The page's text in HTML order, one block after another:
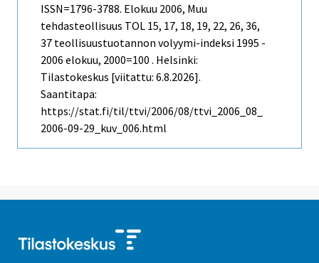
ISSN=1796-3788. Elokuu 2006, Muu
tehdasteollisuus TOL 15, 17, 18, 19, 22, 26, 36,
37 teollisuustuotannon volyymi-indeksi 1995 -
2006 elokuu, 2000=100 . Helsinki:
Tilastokeskus [viitattu: 6.8.2026].
Saantitapa:
https://stat.fi/til/ttvi/2006/08/ttvi_2006_08_
2006-09-29_kuv_006.html